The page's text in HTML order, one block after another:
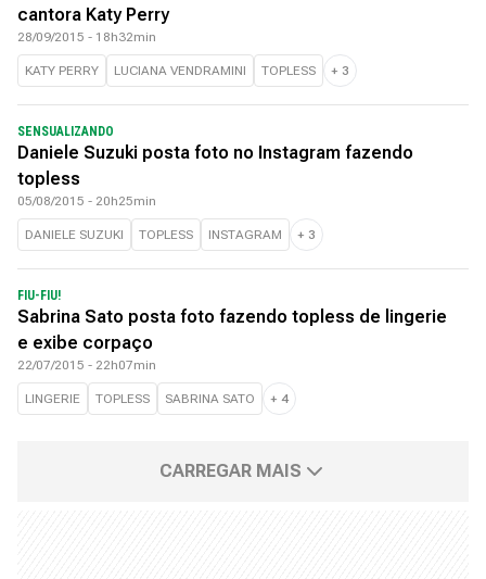
cantora Katy Perry
28/09/2015 - 18h32min
KATY PERRY LUCIANA VENDRAMINI TOPLESS + 3
SENSUALIZANDO
Daniele Suzuki posta foto no Instagram fazendo
topless
05/08/2015 - 20h25min
DANIELE SUZUKI TOPLESS INSTAGRAM + 3
FIU-FIU!
Sabrina Sato posta foto fazendo topless de lingerie
e exibe corpaço
22/07/2015 - 22h07min
LINGERIE TOPLESS SABRINA SATO + 4
CARREGAR MAIS